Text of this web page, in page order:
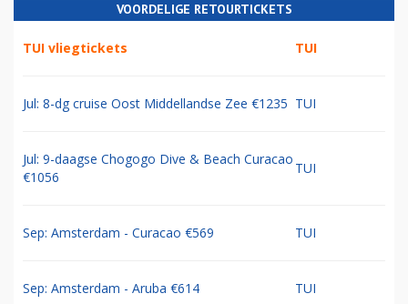
VOORDELIGE RETOURTICKETS
TUI vliegtickets TUI
Jul: 8-dg cruise Oost Middellandse Zee €1235 TUI
Jul: 9-daagse Chogogo Dive & Beach Curacao
€1056
TUI
Sep: Amsterdam - Curacao €569 TUI
Sep: Amsterdam - Aruba €614 TUI